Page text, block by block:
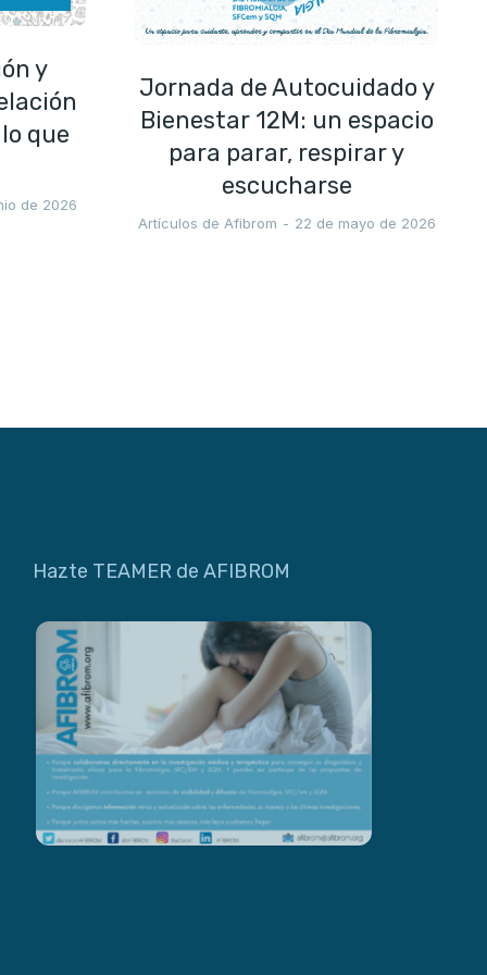
y
que
de 2026
Jornada de Autocuidado y
Bienestar 12M: un espacio
para parar, respirar y
escucharse
Artículos de Afibrom 22 de mayo de 2026
Hazte TEAMER de AFIBROM